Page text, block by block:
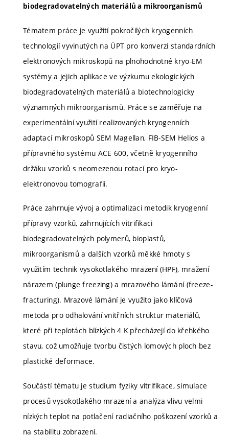
biodegradovatelných materiálů a mikroorganismů
Tématem práce je využití pokročilých kryogenních
technologií vyvinutých na ÚPT pro konverzi standardních
elektronových mikroskopů na plnohodnotné kryo-EM
systémy a jejich aplikace ve výzkumu ekologických
biodegradovatelných materiálů a biotechnologicky
významných mikroorganismů. Práce se zaměřuje na
experimentální využití realizovaných kryogenních
adaptací mikroskopů SEM Magellan, FIB-SEM Helios a
přípravného systému ACE 600, včetně kryogenního
držáku vzorků s neomezenou rotací pro kryo-
elektronovou tomografii.
Práce zahrnuje vývoj a optimalizaci metodik kryogenní
přípravy vzorků, zahrnujících vitrifikaci
biodegradovatelných polymerů, bioplastů,
mikroorganismů a dalších vzorků měkké hmoty s
využitím technik vysokotlakého mrazení (HPF), mražení
nárazem (plunge freezing) a mrazového lámání (freeze-
fracturing). Mrazové lámání je využito jako klíčová
metoda pro odhalování vnitřních struktur materiálů,
které při teplotách blízkých 4 K přecházejí do křehkého
stavu, což umožňuje tvorbu čistých lomových ploch bez
plastické deformace.
Součástí tématu je studium fyziky vitrifikace, simulace
procesů vysokotlakého mrazení a analýza vlivu velmi
nízkých teplot na potlačení radiačního poškození vzorků a
na stabilitu zobrazení.